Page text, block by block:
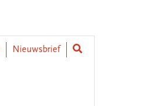
Nieuwsbrief